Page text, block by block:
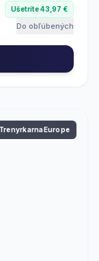
Ušetríte 43,97 €
Do obľúbených
TrenyrkarnaEurope